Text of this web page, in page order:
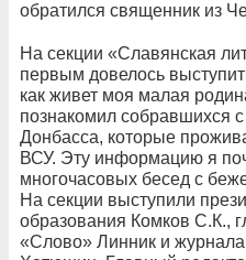
обратился священник из
На секции «Славянская
первым довелось
как живет моя малая
познакомил собравшихся
Донбасса, которые
ВСУ. Эту информацию я
многочасовых бесед с
На секции выступили
образования Комков С.К.,
«Слово» Линник и